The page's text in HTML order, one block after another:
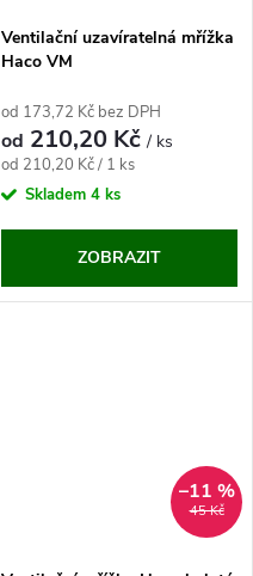
Ventilační uzavíratelná mřížka
Haco VM
od 173,72 Kč bez DPH
od 210,20 Kč/ ks
Měrná
cena:
od 210,20 Kč / 1 ks
Skladem 4 ks
ZOBRAZIT
45 Kč
–11 %